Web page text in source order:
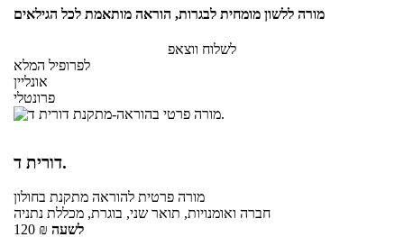
מורה ללשון מומחית לבגרות, הוראה מותאמת לכל הגילאים
לשלוח ווצאפ
לפרופיל המלא
אונליין
פרונטלי
דורית ד.
מורה פרטית להוראה מתקנת בחולון
חברה ואומנויות, תואר שני, בוגרת, מכללת נתניה
120 ₪ לשעה